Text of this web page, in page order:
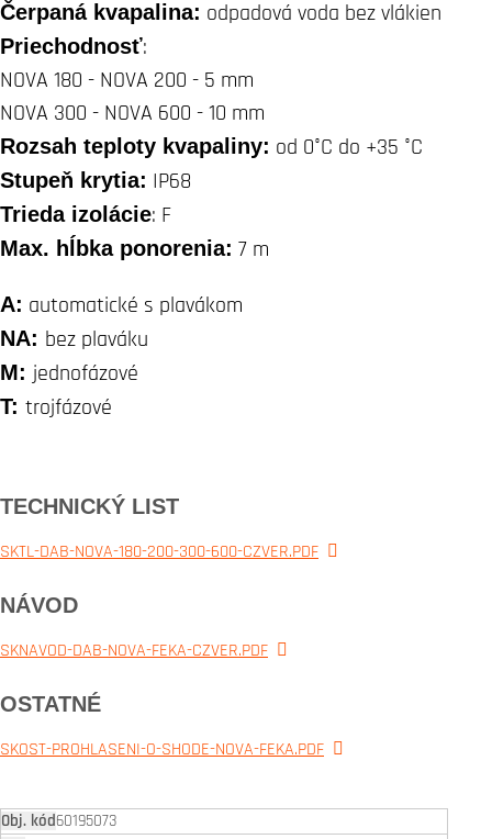
Čerpaná kvapalina: odpadová voda bez vlákien
Priechodnosť:
NOVA 180 - NOVA 200 - 5 mm
NOVA 300 - NOVA 600 - 10 mm
Rozsah teploty kvapaliny: od 0°C do +35 °C
Stupeň krytia: IP68
Trieda izolácie: F
Max. hĺbka ponorenia: 7 m
A: automatické s plavákom
NA: bez plaváku
M: jednofázové
T: trojfázové
TECHNICKÝ LIST
SKTL-DAB-NOVA-180-200-300-600-CZVER.PDF
NÁVOD
SKNAVOD-DAB-NOVA-FEKA-CZVER.PDF
OSTATNÉ
SKOST-PROHLASENI-O-SHODE-NOVA-FEKA.PDF
60195073